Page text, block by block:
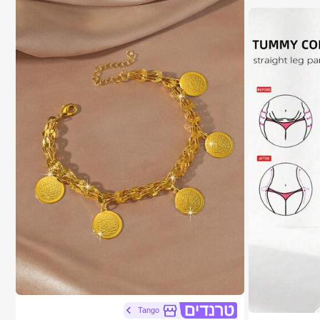
Tango
1# רבי מכר
ב זהב צהוב צמידי נשים